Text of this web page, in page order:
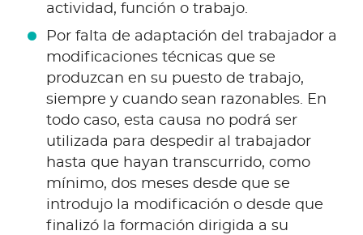
actividad, función o trabajo.
Por falta de adaptación del trabajador a
modificaciones técnicas que se
produzcan en su puesto de trabajo,
siempre y cuando sean razonables. En
todo caso, esta causa no podrá ser
utilizada para despedir al trabajador
hasta que hayan transcurrido, como
mínimo, dos meses desde que se
introdujo la modificación o desde que
finalizó la formación dirigida a su